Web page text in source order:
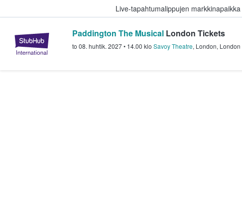
Live-tapahtumalippujen
StubHub - missä fanit ostavat ja
Paddington The Musical London Tickets
to 08. huhtik. 2027• 14.00 klo Savoy Theatre, London, London